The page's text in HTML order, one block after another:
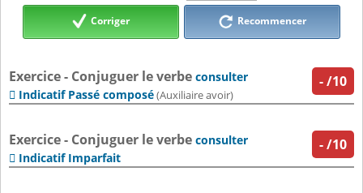
Corriger Recommencer
-/10
Exercice - Conjuguer le verbe consulter
 Indicatif Passé composé(Auxiliaire avoir)
-/10
Exercice - Conjuguer le verbe consulter
 Indicatif Imparfait